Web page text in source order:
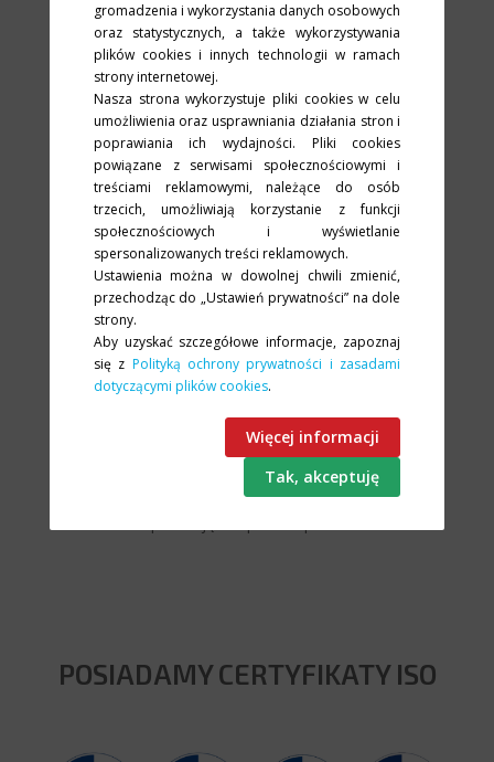
gromadzenia i wykorzystania danych osobowych
oraz statystycznych, a także wykorzystywania
plików cookies i innych technologii w ramach
strony internetowej.
Nasza strona wykorzystuje pliki cookies w celu
umożliwienia oraz usprawniania działania stron i
poprawiania ich wydajności. Pliki cookies
powiązane z serwisami społecznościowymi i
treściami reklamowymi, należące do osób
trzecich, umożliwiają korzystanie z funkcji
społecznościowych i wyświetlanie
spersonalizowanych treści reklamowych.
Ustawienia można w dowolnej chwili zmienić,
przechodząc do „Ustawień prywatności” na dole
strony.
Aby uzyskać szczegółowe informacje, zapoznaj
się z Polityką ochrony prywatności i zasadami
dotyczącymi plików cookies.
Więcej informacji
POSIADAMY DOŚWIADCZENIE
ponad 25 lat aktywności na rynku IT
DZIAŁAMY ODPOWIEDZIALNIE
dając pełne wsparcie techniczne
ODPOWIADAMY NA POTRZEBY KLIENTA
POSIADAMY CERTYFIKATY ISO